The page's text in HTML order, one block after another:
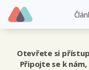
Otevřete si přístup
Připojte se k